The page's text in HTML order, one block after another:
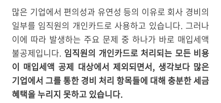
많은 기업에서 편의성과 유연성 등의 이유로 회사 경비의
일부를 임직원의 개인카드로 사용하고 있습니다. 그러나
이에 따라 발생하는 주요 문제 중 하나가 바로 매입세액
불공제입니다. 임직원의 개인카드로 처리되는 모든 비용
이 매입세액 공제 대상에서 제외되면서, 생각보다 많은
기업에서 그를 통한 경비 처리 항목들에 대해 충분한 세금
혜택을 누리지 못하고 있습니다.